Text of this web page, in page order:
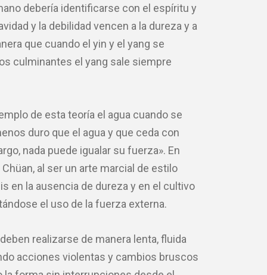
debería identificarse con el espíritu y
y la debilidad vencen a la dureza y a
que cuando el yin y el yang se
culminantes el yang sale siempre
de esta teoría el agua cuando se
duro que el agua y que ceda con
nada puede igualar su fuerza». En
al ser un arte marcial de estilo
en la ausencia de dureza y en el cultivo
el uso de la fuerza externa.
realizarse de manera lenta, fluida
acciones violentas y cambios bruscos